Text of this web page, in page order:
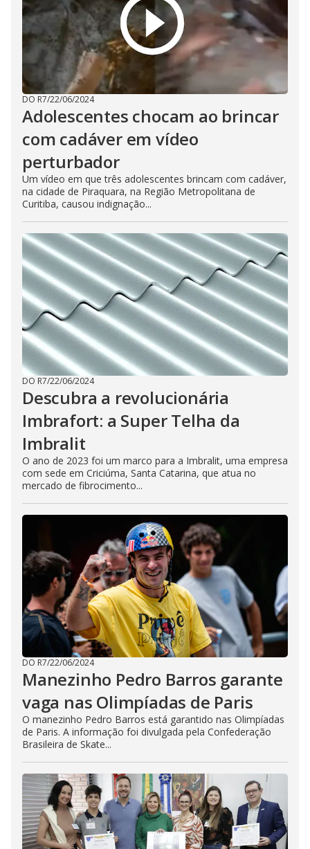
DO R7/22/06/2024
Adolescentes chocam ao brincar
com cadáver em vídeo
perturbador
Um vídeo em que três adolescentes brincam com cadáver,
na cidade de Piraquara, na Região Metropolitana de
Curitiba, causou indignação...
DO R7/22/06/2024
Descubra a revolucionária
Imbrafort: a Super Telha da
Imbralit
O ano de 2023 foi um marco para a Imbralit, uma empresa
com sede em Criciúma, Santa Catarina, que atua no
mercado de fibrocimento...
DO R7/22/06/2024
Manezinho Pedro Barros garante
vaga nas Olimpíadas de Paris
O manezinho Pedro Barros está garantido nas Olimpíadas
de Paris. A informação foi divulgada pela Confederação
Brasileira de Skate...